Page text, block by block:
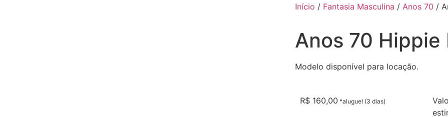
Início / Fantasia Masculina / Anos 70 /
Anos 70 Hippie
Modelo disponível para locação.
R$ 160,00